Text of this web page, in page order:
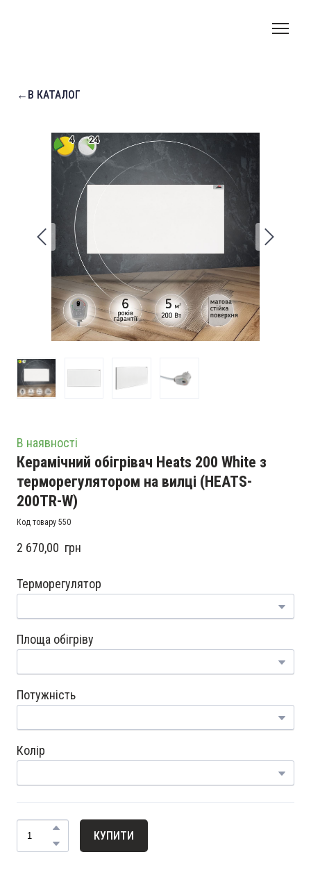
←В КАТАЛОГ
В наявності
Керамічний обігрівач Heats 200 White з
терморегулятором на вилці (HEATS-
200TR-W)
Код товару 550
2 670,00  грн
Терморегулятор
Площа обігріву
Потужність
Колір
КУПИТИ